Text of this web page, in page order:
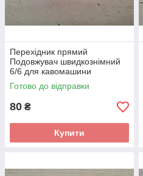
Перехідник прямий
Подовжувач швидкознімний
6/6 для кавомашини
суперавтомат WMF 8000 s б/
у 2 шт.
Готово до відправки
80 ₴
Купити